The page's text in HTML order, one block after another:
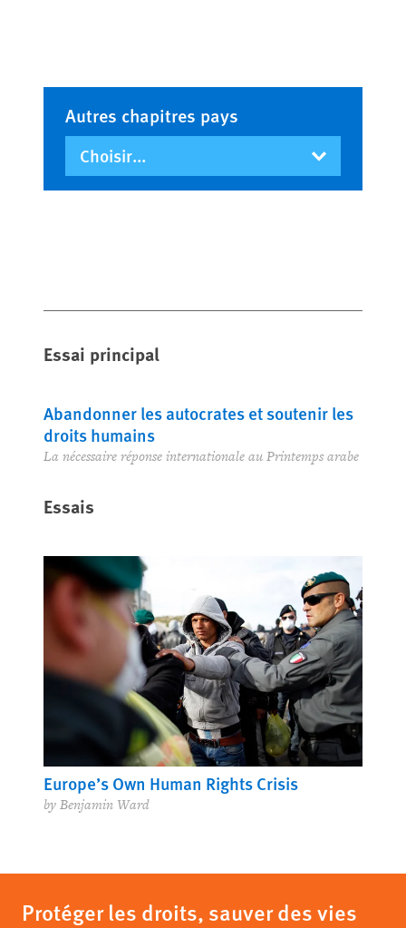
Essai principal
Abandonner les autocrates et soutenir les
droits humains
La nécessaire réponse internationale au Printemps arabe
Essais
Europe’s Own Human Rights Crisis
by Benjamin Ward
Autres chapitres pays
Protéger les droits, sauver des vies